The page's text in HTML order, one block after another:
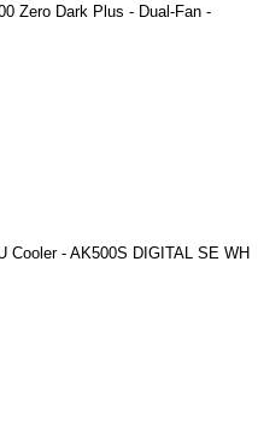
Zero Dark Plus - Dual-Fan -
Cooler - AK500S DIGITAL SE WH